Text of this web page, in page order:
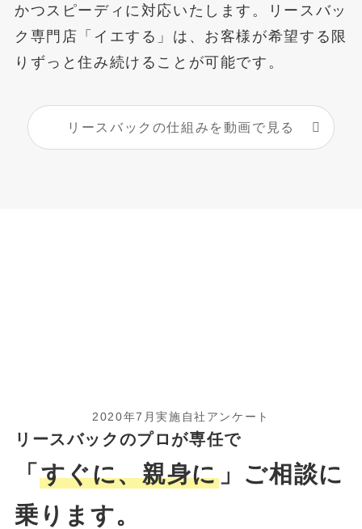
かつスピーディに対応いたします。リースバッ
ク専門店「イエする」は、お客様が希望する限
りずっと住み続けることが可能です。
リースバックの仕組みを動画で見る
2020年7月実施自社アンケート
リースバックのプロが専任で
「 すぐに、親身に」ご相談に
乗ります。